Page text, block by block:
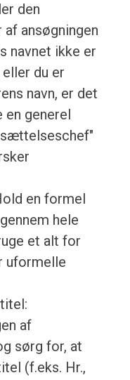
den
ansøgningen
navnet ikke er
du er
navn, er det
en generel
en formel
hele
et alt for
uformelle
af
sørg for, at
(f.eks. Hr.,